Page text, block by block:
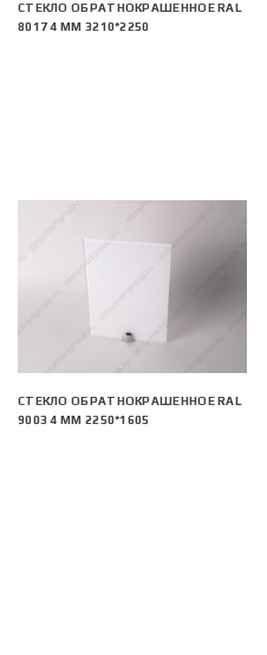
СТЕКЛО ОБРАТНОКРАШЕННОЕ RAL
8017 4 ММ 3210*2250
СТЕКЛО ОБРАТНОКРАШЕННОЕ RAL
9003 4 ММ 2250*1605